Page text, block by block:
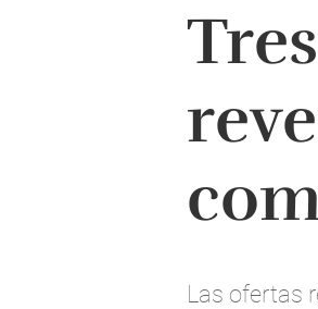
Las ofertas